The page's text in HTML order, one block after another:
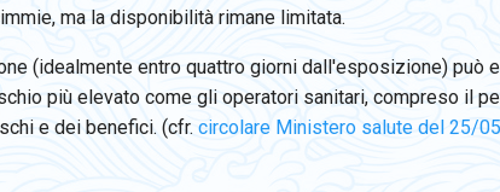
ma la disponibilità rimane limitata.
(idealmente entro quattro giorni dall'esposizione) può
più elevato come gli operatori sanitari, compreso il
e dei benefici. (cfr. circolare Ministero salute del 25/